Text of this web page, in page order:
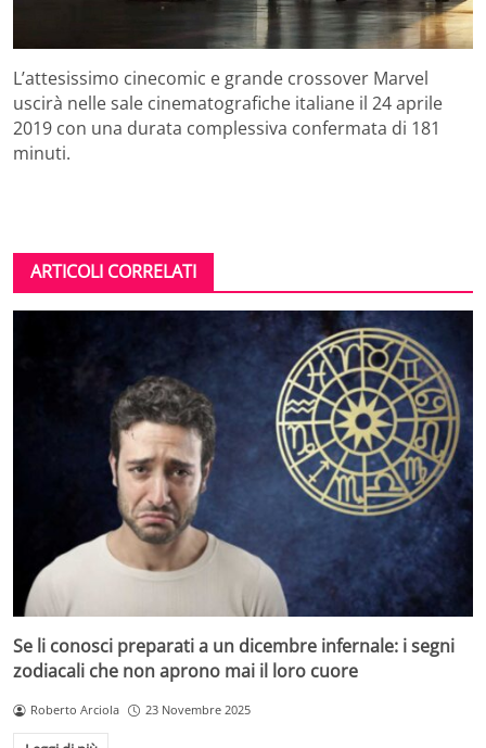
L’attesissimo cinecomic e grande crossover Marvel
uscirà nelle sale cinematografiche italiane il 24 aprile
2019 con una durata complessiva confermata di 181
minuti.
ARTICOLI CORRELATI
Se li conosci preparati a un dicembre infernale: i segni
zodiacali che non aprono mai il loro cuore
Roberto Arciola 23 Novembre 2025